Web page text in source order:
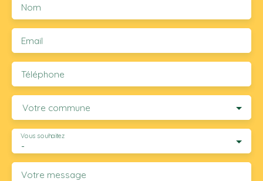
Nom
Email
Téléphone
Votre commune
-
Vous souhaitez
Votre message